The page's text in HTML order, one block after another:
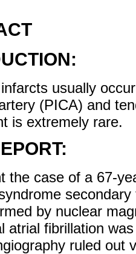
usually
(PICA) and
is extremely rare.
the case of a 67-
by nuclear
atrial fibrillation
ruled out